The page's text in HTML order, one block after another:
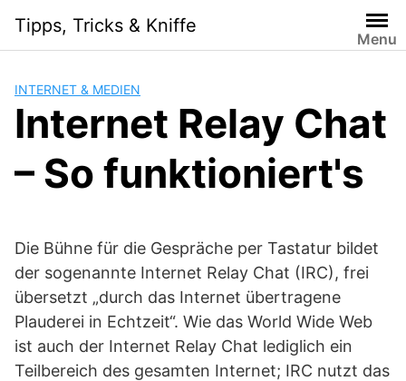
content
Tipps, Tricks & Kniffe
Menu
INTERNET & MEDIEN
Internet Relay Chat
– So funktioniert's
Die Bühne für die Gespräche per Tastatur bildet
der sogenannte Internet Relay Chat (IRC), frei
übersetzt „durch das Internet übertragene
Plauderei in Echtzeit“. Wie das World Wide Web
ist auch der Internet Relay Chat lediglich ein
Teilbereich des gesamten Internet; IRC nutzt das